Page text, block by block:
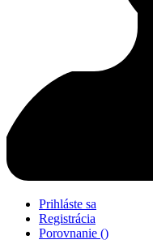
Prihláste sa
Registrácia
Porovnanie ()